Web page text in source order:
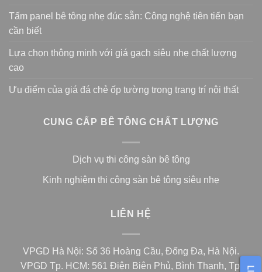
Tấm panel bê tông nhẹ đúc sẵn: Công nghệ tiên tiến bạn
cần biết
Lựa chọn thông minh với giá gạch siêu nhẹ chất lượng
cao
Ưu điểm của giá đá chẻ ốp tường trong trang trí nội thất
CUNG CẤP BÊ TÔNG CHẤT LƯỢNG
Dịch vụ thi công sàn bê tông
Kinh nghiệm thi công sàn bê tông siêu nhẹ
LIÊN HỆ
VPGD Hà Nội: Số 36 Hoàng Cầu, Đống Đa, Hà Nội.
VPGD Tp. HCM: 561 Điện Biên Phủ, Bình Thạnh, Tp.